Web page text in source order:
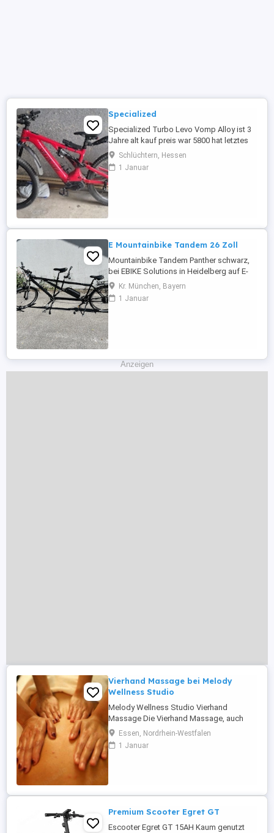
Specialized
Specialized Turbo Levo Vomp Alloy ist 3
Jahre alt kauf preis war 5800 hat letztes
jahr ein neues Ritzel bekommen
Schlüchtern, Hessen
1 Januar
E Mountainbike Tandem 26 Zoll
Mountainbike Tandem Panther schwarz,
bei EBIKE Solutions in Heidelberg auf E-
Hinterradantrieb umgerüstet. Merkmale:
26 Zoll, Alurahmen, Unisex Erwachsene,
Shimano - Deore 27 Gang
Kr. München, Bayern
1 Januar
Anzeigen
Vierhand Massage bei Melody
Wellness Studio
Melody Wellness Studio Vierhand
Massage Die Vierhand Massage, auch
bekannt als "4-Hand-Massage", ist eine
luxuriöse Wellness-Anwendung, bei der
zwei Masseurin synchron
Bewegungen der beiden Therapeuten ...
Essen, Nordrhein-Westfalen
1 Januar
Premium Scooter Egret GT
Escooter Egret GT 15AH Kaum genutzt